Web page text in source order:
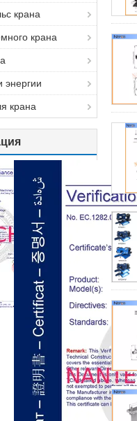
крана
крана
энергии
крана